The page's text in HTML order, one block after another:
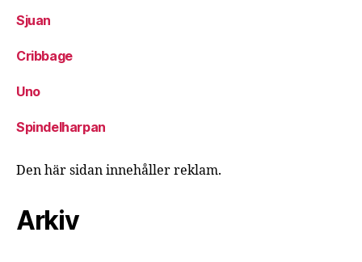
Sjuan
Cribbage
Uno
Spindelharpan
Den här sidan innehåller reklam.
Arkiv